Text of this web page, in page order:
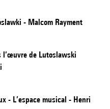
- Malcom Rayment
l’œuvre de Lutoslawski
- L’espace musical - Henri